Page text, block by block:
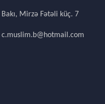
Bakı, Mirzə Fətəli küç. 7
c.muslim.b@hotmail.com